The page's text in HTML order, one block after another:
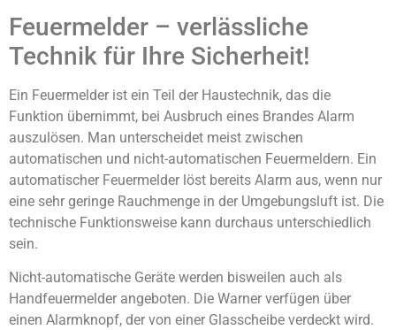
Feuermelder – verlässliche
Technik für Ihre Sicherheit!
Ein Feuermelder ist ein Teil der Haustechnik, das die
Funktion übernimmt, bei Ausbruch eines Brandes Alarm
auszulösen. Man unterscheidet meist zwischen
automatischen und nicht-automatischen Feuermeldern. Ein
automatischer Feuermelder löst bereits Alarm aus, wenn nur
eine sehr geringe Rauchmenge in der Umgebungsluft ist. Die
technische Funktionsweise kann durchaus unterschiedlich
sein.
Nicht-automatische Geräte werden bisweilen auch als
Handfeuermelder angeboten. Die Warner verfügen über
einen Alarmknopf, der von einer Glasscheibe verdeckt wird.